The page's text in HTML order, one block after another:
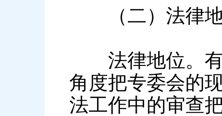
（二）法律地
法律地位。有
角度把专委会的
法工作中的审查